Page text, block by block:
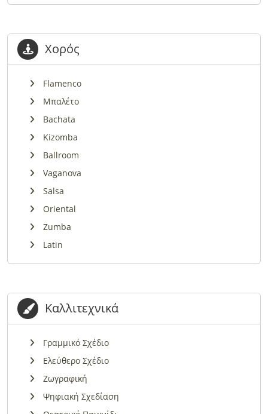
Χορός
Flamenco
Μπαλέτο
Bachata
Kizomba
Ballroom
Vaganova
Salsa
Oriental
Zumba
Latin
Καλλιτεχνικά
Γραμμικό Σχέδιο
Ελεύθερο Σχέδιο
Ζωγραφική
Ψηφιακή Σχεδίαση